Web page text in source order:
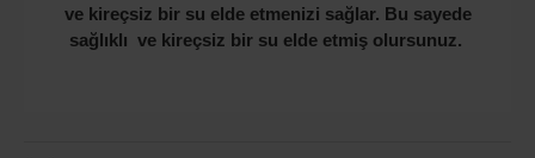
ve kireçsiz bir su elde etmenizi sağlar. Bu sayede
sağlıklı ve kireçsiz bir su elde etmiş olursunuz.